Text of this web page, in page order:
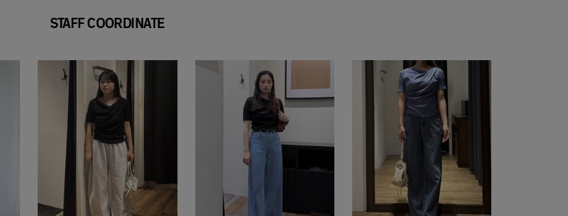
STAFF COORDINATE